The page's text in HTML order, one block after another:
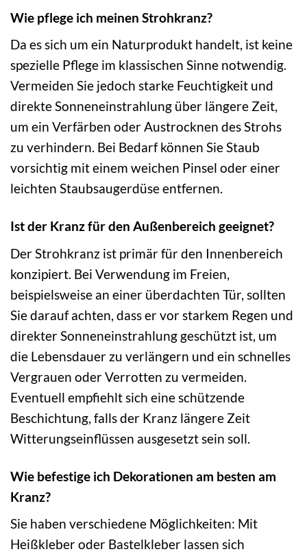
Wie pflege ich meinen Strohkranz?
Da es sich um ein Naturprodukt handelt, ist keine
spezielle Pflege im klassischen Sinne notwendig.
Vermeiden Sie jedoch starke Feuchtigkeit und
direkte Sonneneinstrahlung über längere Zeit,
um ein Verfärben oder Austrocknen des Strohs
zu verhindern. Bei Bedarf können Sie Staub
vorsichtig mit einem weichen Pinsel oder einer
leichten Staubsaugerdüse entfernen.
Ist der Kranz für den Außenbereich geeignet?
Der Strohkranz ist primär für den Innenbereich
konzipiert. Bei Verwendung im Freien,
beispielsweise an einer überdachten Tür, sollten
Sie darauf achten, dass er vor starkem Regen und
direkter Sonneneinstrahlung geschützt ist, um
die Lebensdauer zu verlängern und ein schnelles
Vergrauen oder Verrotten zu vermeiden.
Eventuell empfiehlt sich eine schützende
Beschichtung, falls der Kranz längere Zeit
Witterungseinflüssen ausgesetzt sein soll.
Wie befestige ich Dekorationen am besten am
Kranz?
Sie haben verschiedene Möglichkeiten: Mit
Heißkleber oder Bastelkleber lassen sich